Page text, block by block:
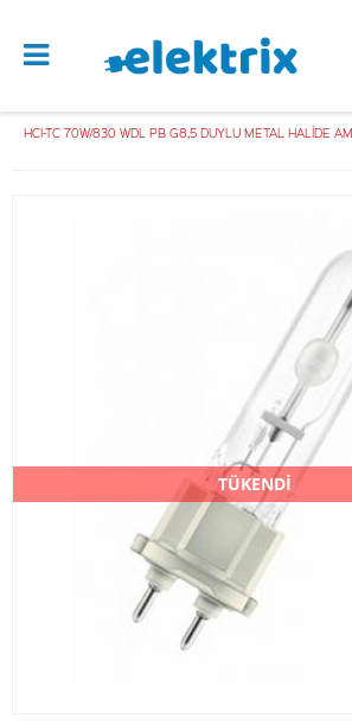
HCI-TC 70W/830 WDL PB G8,5 DUYLU METAL HALİDE
TÜKENDİ